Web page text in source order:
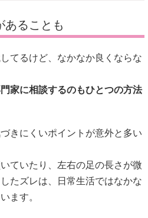
あることも
てるけど、なかなか良くならな
家に相談するのもひとつの方法
きにくいポイントが意外と多い
ていたり、左右の足の長さが微
たズレは、日常生活ではなかな
ます。